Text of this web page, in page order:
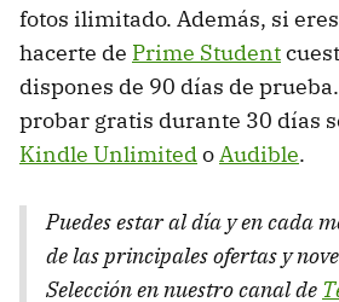
fotos ilimitado. Además, si
hacerte de Prime Student
dispones de 90 días de
probar gratis durante 30 días
Kindle UnlimitedoAudible.
Puedes estar al día y en cada
de las principales ofertas y
Selección en nuestro canal de